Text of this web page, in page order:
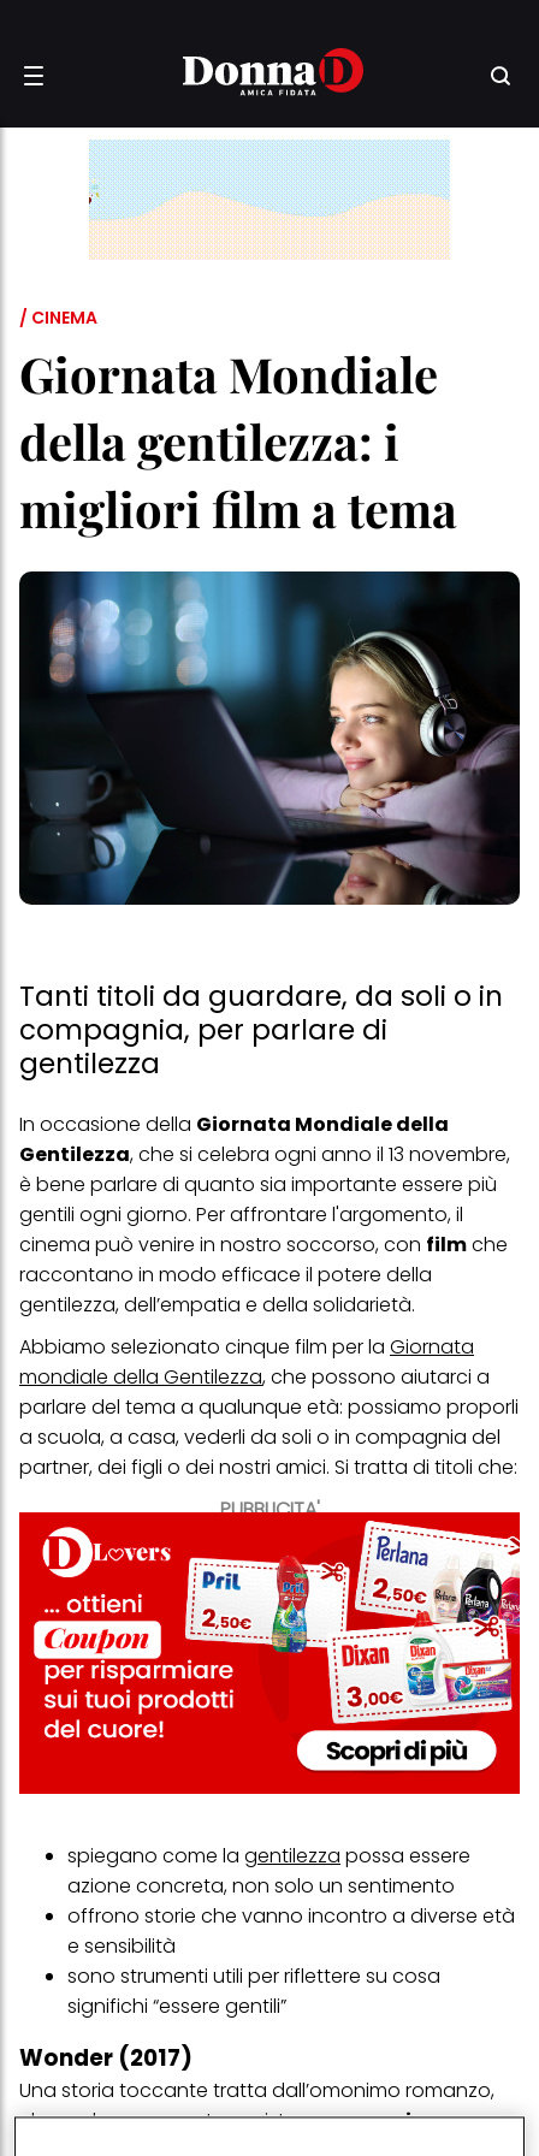
/ CINEMA
Giornata Mondiale
della gentilezza: i
migliori film a tema
Tanti titoli da guardare, da soli o in
compagnia, per parlare di
gentilezza
PUBBLICITA'
In occasione della Giornata Mondiale della
Gentilezza, che si celebra ogni anno il 13 novembre,
è bene parlare di quanto sia importante essere più
gentili ogni giorno. Per affrontare l'argomento, il
cinema può venire in nostro soccorso, con filmche
raccontano in modo efficace il potere della
gentilezza, dell’empatia e della solidarietà.
Abbiamo selezionato cinque film per la Giornata
mondiale della Gentilezza, che possono aiutarci a
parlare del tema a qualunque età: possiamo proporli
a scuola, a casa, vederli da soli o in compagnia del
partner, dei figli o dei nostri amici. Si tratta di titoli che:
spiegano come la gentilezza possa essere
azione concreta, non solo un sentimento
offrono storie che vanno incontro a diverse età
e sensibilità
sono strumenti utili per riflettere su cosa
significhi “essere gentili”
Wonder (2017)
Una storia toccante tratta dall’omonimo romanzo,
che vede come protagonista unragazzino con